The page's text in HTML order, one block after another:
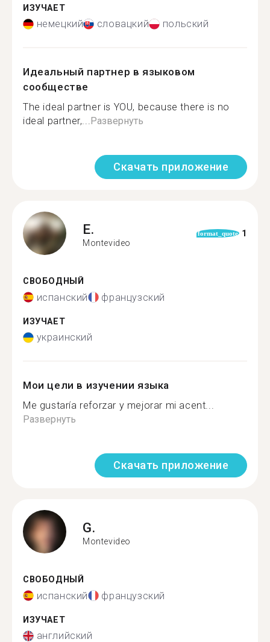
ИЗУЧАЕТ
немецкий словацкий польский
Идеальный партнер в языковом
сообществе
The ideal partner is YOU, because there is no
ideal partner,...Развернуть
Скачать приложение
E.
Montevideo
format_quote 1
СВОБОДНЫЙ
испанский французский
ИЗУЧАЕТ
украинский
Мои цели в изучении языка
Me gustaría reforzar y mejorar mi acent...
Развернуть
Скачать приложение
G.
Montevideo
СВОБОДНЫЙ
испанский французский
ИЗУЧАЕТ
английский